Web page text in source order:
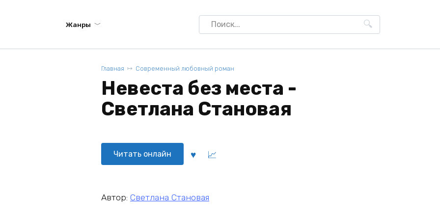
Жанры
Search
for:
Главная Современный любовный роман
Невеста без места -
Светлана Становая
Читать онлайн
Автор: Светлана Становая